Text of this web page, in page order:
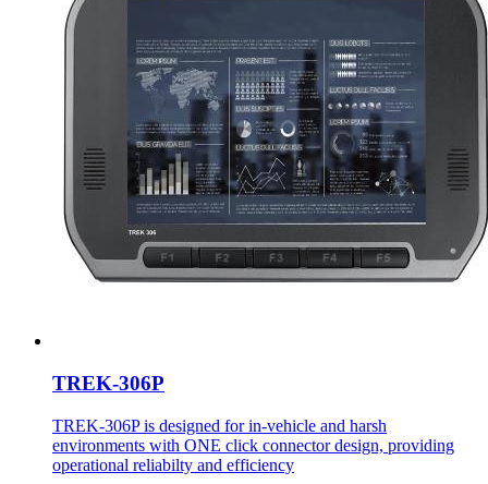
TREK-306P
TREK-306P is designed for in-vehicle and harsh
environments with ONE click connector design, providing
operational reliabilty and efficiency